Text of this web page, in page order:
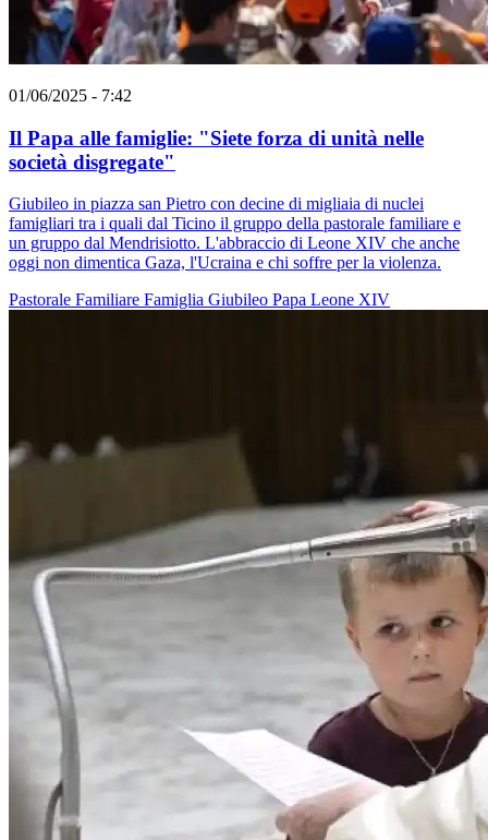
01/06/2025 - 7:42
Il Papa alle famiglie: "Siete forza di unità nelle
società disgregate"
Giubileo in piazza san Pietro con decine di migliaia di nuclei
famigliari tra i quali dal Ticino il gruppo della pastorale familiare e
un gruppo dal Mendrisiotto. L'abbraccio di Leone XIV che anche
oggi non dimentica Gaza, l'Ucraina e chi soffre per la violenza.
Pastorale Familiare Famiglia Giubileo Papa Leone XIV